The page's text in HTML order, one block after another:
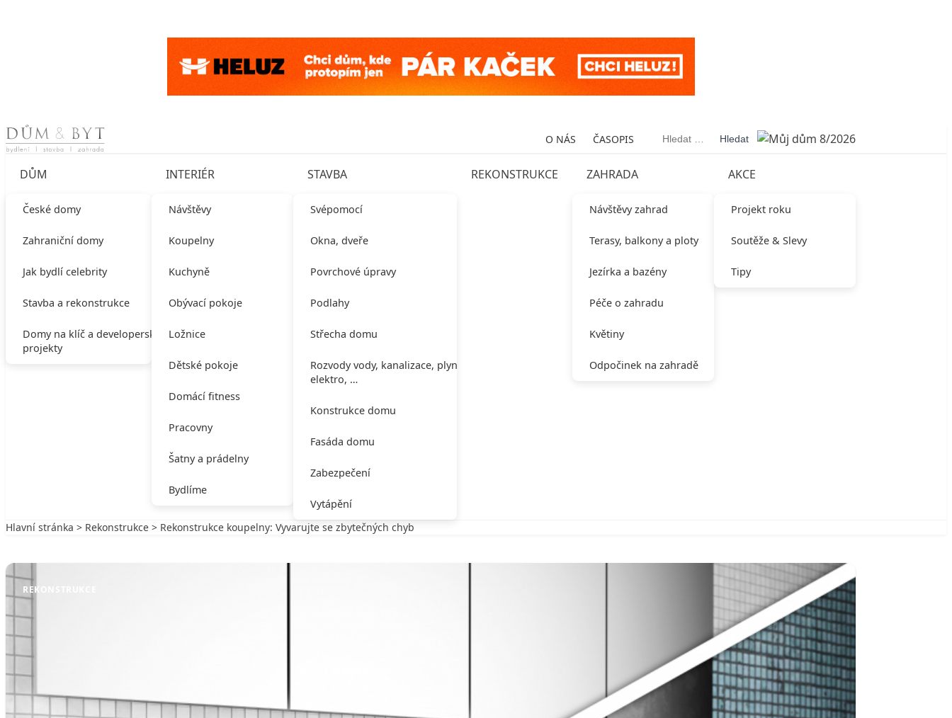
Skip to content O NÁS ČASOPIS Vyhledávání
DŮM
České domy
Zahraniční domy
Jak bydlí celebrity
Stavba a rekonstrukce
Domy na klíč a developerské
projekty
INTERIÉR
Návštěvy
Koupelny
Kuchyně
Obývací pokoje
Ložnice
Dětské pokoje
Domácí fitness
Pracovny
Šatny a prádelny
Bydlíme
STAVBA
Svépomocí
Okna, dveře
Povrchové úpravy
Podlahy
Střecha domu
Rozvody vody, kanalizace, plynu,
elektro, …
Konstrukce domu
Fasáda domu
Zabezpečení
Vytápění
REKONSTRUKCE ZAHRADA
Návštěvy zahrad
Terasy, balkony a ploty
Jezírka a bazény
Péče o zahradu
Květiny
Odpočinek na zahradě
AKCE
Projekt roku
Soutěže & Slevy
Tipy
Hlavní stránka > Rekonstrukce > Rekonstrukce koupelny: Vyvarujte se zbytečných chyb
REKONSTRUKCE